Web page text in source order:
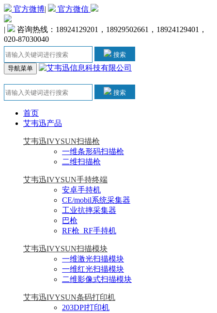
官方微博| 官方微信
|
咨询热线：18924129201，18929502661，18924129401，
020-87030040
搜索
导航菜单
搜索
首页
艾韦迅产品
艾韦迅IVYSUN扫描枪
一维条形码扫描枪
二维扫描枪
艾韦迅IVYSUN手持终端
安卓手持机
CE/mobil系统采集器
工业抗摔采集器
巴枪
RF枪_RF手持机
艾韦迅IVYSUN扫描模块
一维激光扫描模块
一维红光扫描模块
二维影像式扫描模块
艾韦迅IVYSUN条码打印机
203DPI打印机